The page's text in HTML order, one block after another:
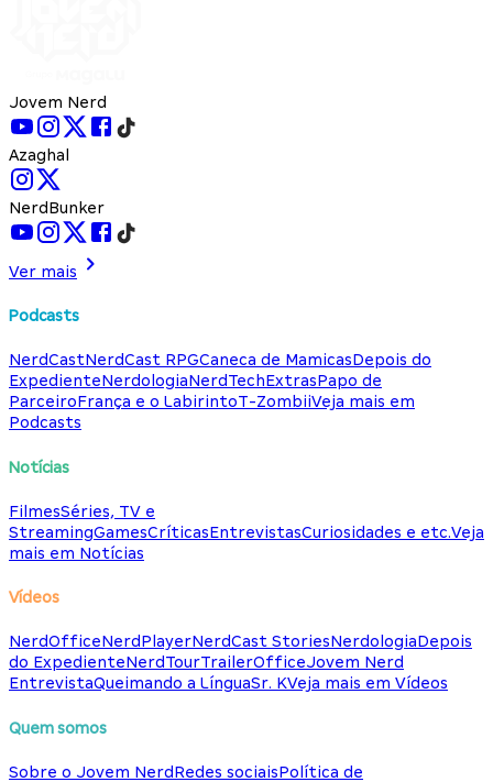
Jovem Nerd
Azaghal
NerdBunker
Ver mais
Podcasts
NerdCastNerdCast RPGCaneca de MamicasDepois do
ExpedienteNerdologiaNerdTechExtrasPapo de
ParceiroFrança e o LabirintoT-ZombiiVeja mais em
Podcasts
Notícias
FilmesSéries, TV e
StreamingGamesCríticasEntrevistasCuriosidades e etc.Veja
mais em Notícias
Vídeos
NerdOfficeNerdPlayerNerdCast StoriesNerdologiaDepois
do ExpedienteNerdTourTrailerOfficeJovem Nerd
EntrevistaQueimando a LínguaSr. KVeja mais em Vídeos
Quem somos
Sobre o Jovem NerdRedes sociaisPolítica de